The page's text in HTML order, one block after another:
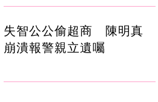
失智公公偷超商 陳明真
崩潰報警親立遺囑